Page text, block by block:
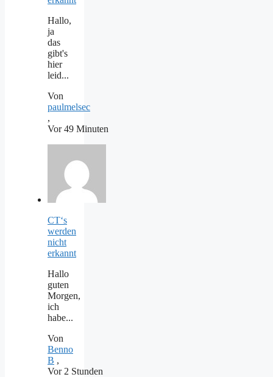
Hallo,
ja
das
gibt's
hier
leid...
Von
paulmelsec
,
Vor 49 Minuten
CT‘s
werden
nicht
erkannt
Hallo
guten
Morgen,
ich
habe...
Von
Benno
B ,
Vor 2 Stunden